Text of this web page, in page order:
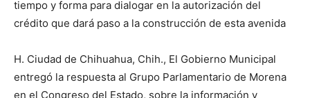
tiempo y forma para dialogar en la autorización del
crédito que dará paso a la construcción de esta avenida
H. Ciudad de Chihuahua, Chih., El Gobierno Municipal
entregó la respuesta al Grupo Parlamentario de Morena
en el Congreso del Estado, sobre la información y